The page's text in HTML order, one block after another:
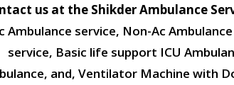
us at the Shikder Ambulance
Ambulance service, Non-Ac
service, Basic life support ICU
and, Ventilator Machine with